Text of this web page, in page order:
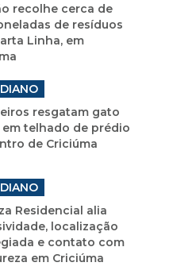
recolhe cerca de
de resíduos
Linha, em
resgatam gato
em telhado de prédio
de Criciúma
Residencial alia
localização
e contato com
em Criciúma